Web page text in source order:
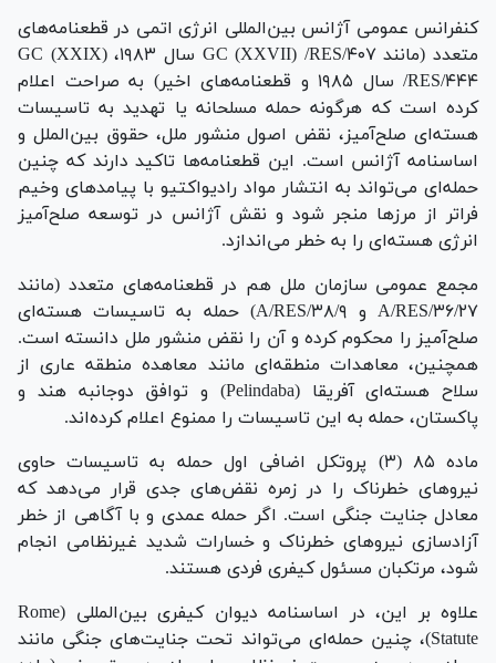
کنفرانس عمومی آژانس بین‌المللی انرژی اتمی در قطعنامه‌های
متعدد (مانند GC (XXVII) /RES/۴۰۷ سال ۱۹۸۳، GC (XXIX)
/RES/۴۴۴ سال ۱۹۸۵ و قطعنامه‌های اخیر) به صراحت اعلام
کرده است که هرگونه حمله مسلحانه یا تهدید به تاسیسات
هسته‌ای صلح‌آمیز، نقض اصول منشور ملل، حقوق بین‌الملل و
اساسنامه آژانس است. این قطعنامه‌ها تاکید دارند که چنین
حمله‌ای می‌تواند به انتشار مواد رادیواکتیو با پیامد‌های وخیم
فراتر از مرز‌ها منجر شود و نقش آژانس در توسعه صلح‌آمیز
انرژی هسته‌ای را به خطر می‌اندازد.
مجمع عمومی سازمان ملل هم در قطعنامه‌های متعدد (مانند
A/RES/۳۶/۲۷ و A/RES/۳۸/۹) حمله به تاسیسات هسته‌ای
صلح‌آمیز را محکوم کرده و آن را نقض منشور ملل دانسته است.
همچنین، معاهدات منطقه‌ای مانند معاهده منطقه عاری از
سلاح هسته‌ای آفریقا (Pelindaba) و توافق دوجانبه هند و
پاکستان، حمله به این تاسیسات را ممنوع اعلام کرده‌اند.
ماده ۸۵ (۳) پروتکل اضافی اول حمله به تاسیسات حاوی
نیرو‌های خطرناک را در زمره نقض‌های جدی قرار می‌دهد که
معادل جنایت جنگی است. اگر حمله عمدی و با آگاهی از خطر
آزادسازی نیرو‌های خطرناک و خسارات شدید غیرنظامی انجام
شود، مرتکبان مسئول کیفری فردی هستند.
علاوه بر این، در اساسنامه دیوان کیفری بین‌المللی (Rome
Statute)، چنین حمله‌ای می‌تواند تحت جنایت‌های جنگی مانند